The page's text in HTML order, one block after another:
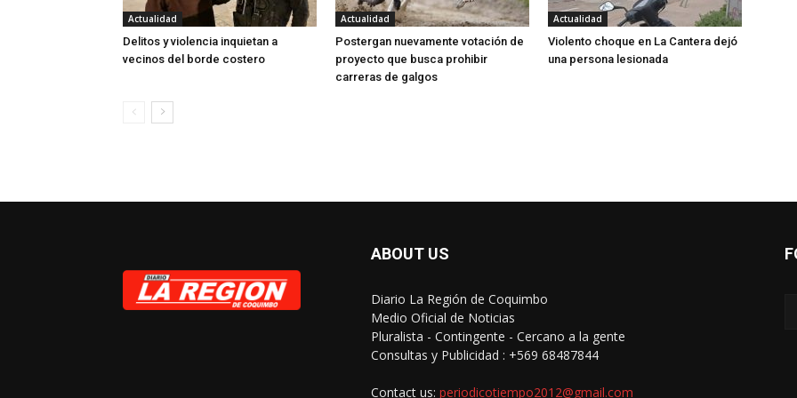
Actualidad
Delitos y violencia inquietan a
vecinos del borde costero
Actualidad
Postergan nuevamente votación de
proyecto que busca prohibir
carreras de galgos
Actualidad
Violento choque en La Cantera dejó
una persona lesionada
ABOUT US
Diario La Región de Coquimbo
Medio Oficial de Noticias
Pluralista - Contingente - Cercano a la gente
Consultas y Publicidad : +569 68487844
Contact us: periodicotiempo2012@gmail.com